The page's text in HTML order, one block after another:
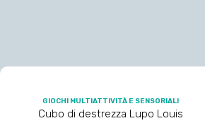
GIOCHI MULTIATTIVITÀ E SENSORIALI
Cubo di destrezza Lupo Louis